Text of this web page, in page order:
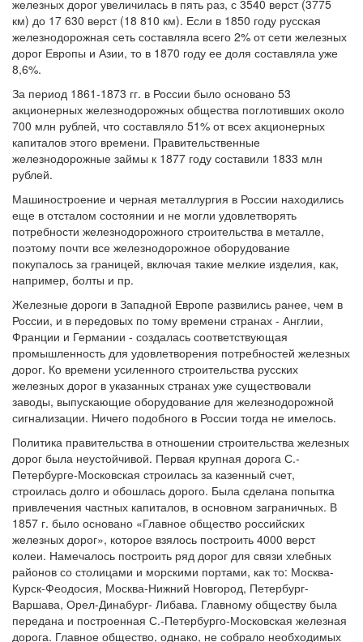
железных дорог увеличилась в пять раз, с 3540 верст (3775
км) до 17 630 верст (18 810 км). Если в 1850 году русская
железнодорожная сеть составляла всего 2% от сети железных
дорог Европы и Азии, то в 1870 году ее доля составляла уже
8,6%.
За период 1861-1873 гг. в России было основано 53
акционерных железнодорожных общества поглотивших около
700 млн рублей, что составляло 51% от всех акционерных
капиталов этого времени. Правительственные
железнодорожные займы к 1877 году составили 1833 млн
рублей.
Машиностроение и черная металлургия в России находились
еще в отсталом состоянии и не могли удовлетворять
потребности железнодорожного строительства в металле,
поэтому почти все железнодорожное оборудование
покупалось за границей, включая такие мелкие изделия, как,
например, болты и пр.
Железные дороги в Западной Европе развились ранее, чем в
России, и в передовых по тому времени странах - Англии,
Франции и Германии - создалась соответствующая
промышленность для удовлетворения потребностей железных
дорог. Ко времени усиленного строительства русских
железных дорог в указанных странах уже существовали
заводы, выпускающие оборудование для железнодорожной
сигнализации. Ничего подобного в России тогда не имелось.
Политика правительства в отношении строительства железных
дорог была неустойчивой. Первая крупная дорога С.-
Петербурге-Московская строилась за казенный счет,
строилась долго и обошлась дорого. Была сделана попытка
привлечения частных капиталов, в основном заграничных. В
1857 г. было основано «Главное общество российских
железных дорог», которое взялось построить 4000 верст
колеи. Намечалось построить ряд дорог для связи хлебных
районов со столицами и морскими портами, как то: Москва-
Курск-Феодосия, Москва-Нижний Новгород, Петербург-
Варшава, Орел-Динабург- Либава. Главному обществу была
передана и построенная С.-Петербурго-Московская железная
дорога. Главное общество, однако, не собрало необходимых